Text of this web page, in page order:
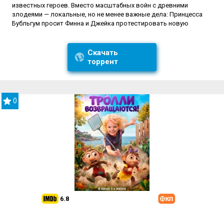
известных героев. Вместо масштабных войн с древними
злодеями — локальные, но не менее важные дела: Принцесса
Бубльгум просит Финна и Джейка протестировать новую
Скачать
торрент
0
6.8